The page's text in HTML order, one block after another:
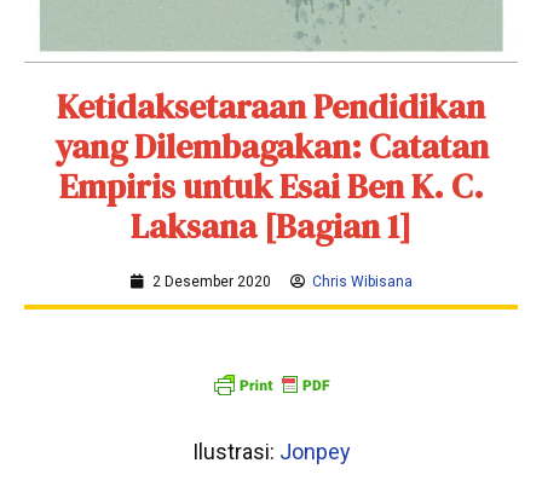
Ketidaksetaraan Pendidikan
yang Dilembagakan: Catatan
Empiris untuk Esai Ben K. C.
Laksana [Bagian 1]
2 Desember 2020 Chris Wibisana
Ilustrasi: Jonpey